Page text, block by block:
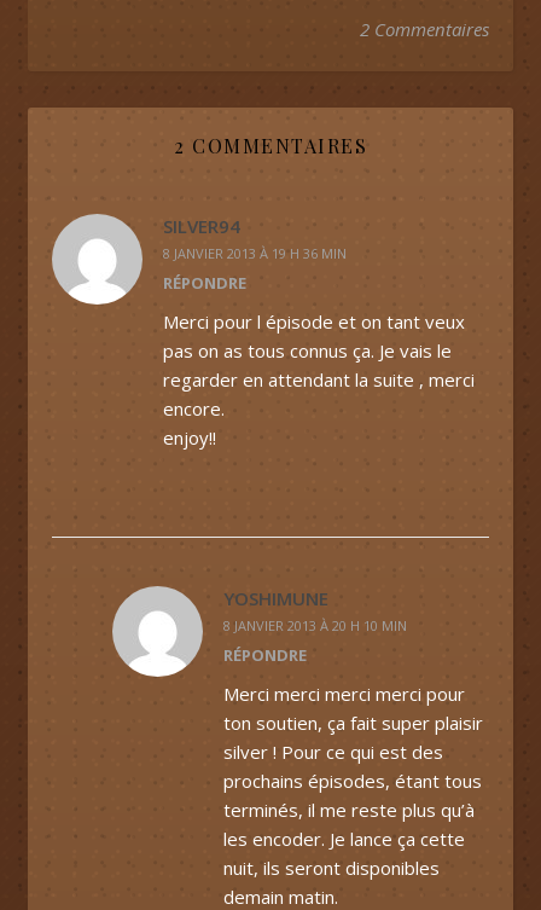
2 Commentaires
2 COMMENTAIRES
SILVER94
8 JANVIER 2013 À 19 H 36 MIN
RÉPONDRE
Merci pour l épisode et on tant veux
pas on as tous connus ça. Je vais le
regarder en attendant la suite , merci
encore.
enjoy!!
YOSHIMUNE
8 JANVIER 2013 À 20 H 10 MIN
RÉPONDRE
Merci merci merci merci pour
ton soutien, ça fait super plaisir
silver ! Pour ce qui est des
prochains épisodes, étant tous
terminés, il me reste plus qu’à
les encoder. Je lance ça cette
nuit, ils seront disponibles
demain matin.